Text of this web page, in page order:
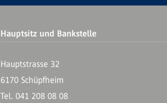
Hauptsitz und Bankstelle
Hauptstrasse 32
6170 Schüpfheim
Tel. 041 208 08 08